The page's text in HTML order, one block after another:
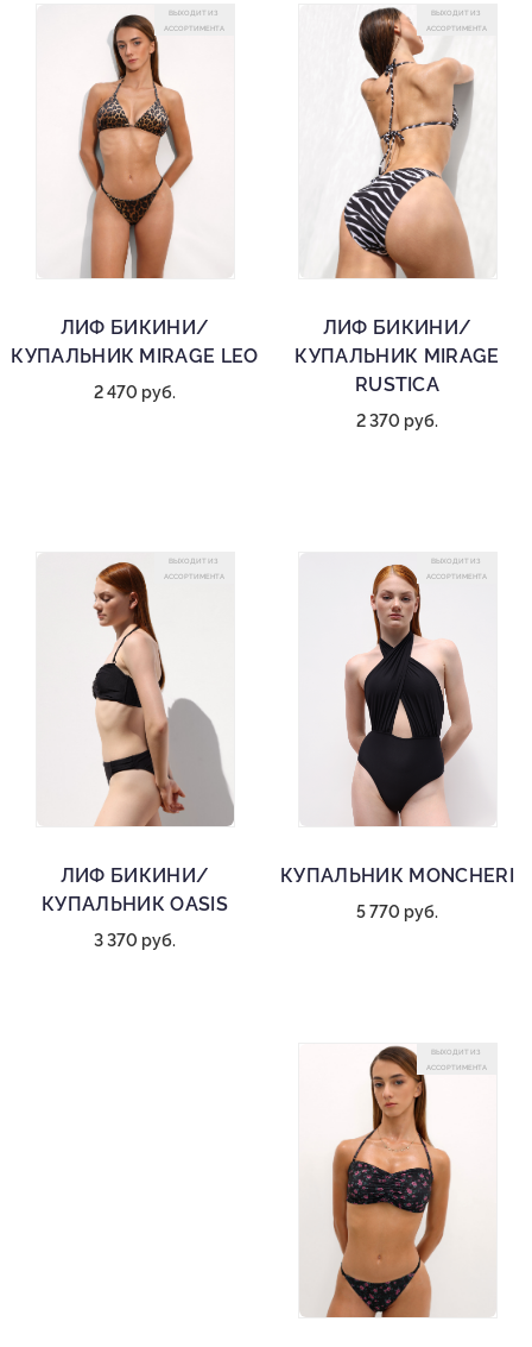
ВЫХОДИТ ИЗ
АССОРТИМЕНТА
ЛИФ БИКИНИ/
КУПАЛЬНИК MIRAGE LEO
2 470 руб.
ВЫХОДИТ ИЗ
АССОРТИМЕНТА
ЛИФ БИКИНИ/
КУПАЛЬНИК MIRAGE
RUSTICA
2 370 руб.
ВЫХОДИТ ИЗ
АССОРТИМЕНТА
ЛИФ БИКИНИ/
КУПАЛЬНИК OASIS
3 370 руб.
ВЫХОДИТ ИЗ
АССОРТИМЕНТА
КУПАЛЬНИК MONCHERI
5 770 руб.
ВЫХОДИТ ИЗ
АССОРТИМЕНТА